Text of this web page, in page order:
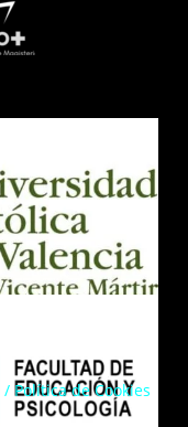
/ Política de Cookies